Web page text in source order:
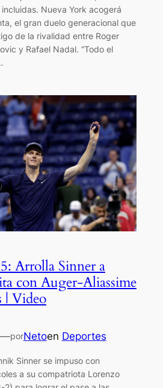
Nueva York acogerá
el gran duelo generacional que
de la rivalidad entre Roger
y Rafael Nadal. “Todo el
Arrolla Sinner a
con Auger-Aliassime
| Video
—porNetoen Deportes
Sinner se impuso con
a su compatriota Lorenzo